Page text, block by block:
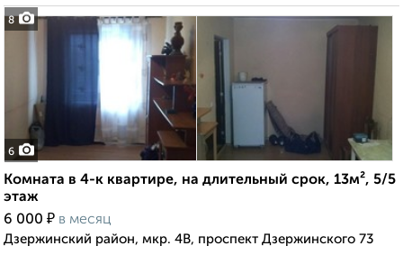
8
6
Комната в 4-к квартире, на длительный срок, 13м², 5/5
этаж
6 000 ₽ в месяц
Дзержинский район, мкр. 4В, проспект Дзержинского 73